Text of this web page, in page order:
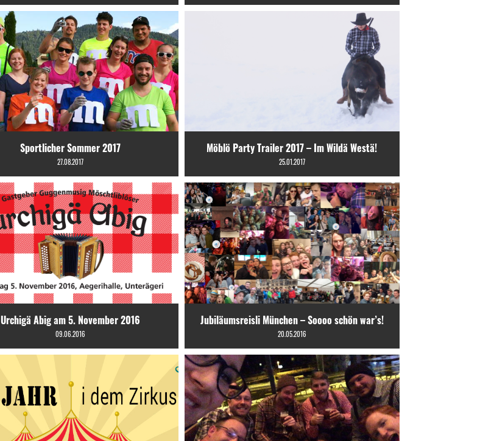
Sportlicher Sommer 2017
27.08.2017
Möblö Party Trailer 2017 – Im Wildä Westä!
25.01.2017
Urchigä Abig am 5. November 2016
09.06.2016
Jubiläumsreisli München – Soooo schön war’s!
20.05.2016